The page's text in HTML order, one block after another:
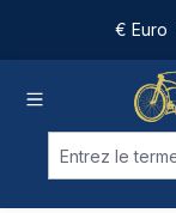
Passer au contenu
€ Euro